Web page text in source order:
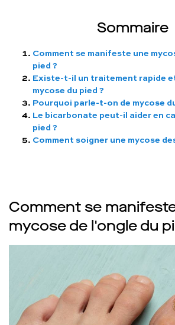
Sommaire
Comment se manifeste une
pied ?
Existe-t-il un traitement rapide
mycose du pied ?
Pourquoi parle-t-on de mycose
Le bicarbonate peut-il aider en
pied ?
Comment soigner une mycose
Comment se
mycose de l'ongle du